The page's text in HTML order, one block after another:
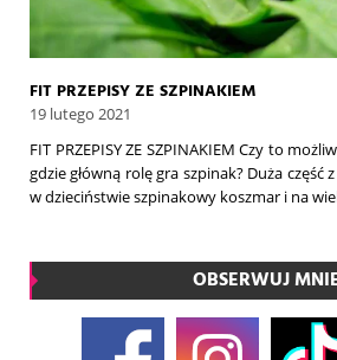
FIT PRZEPISY ZE SZPINAKIEM
19 lutego 2021
FIT PRZEPISY ZE SZPINAKIEM Czy to
gdzie główną rolę gra szpinak? Duża część
w dzieciństwie szpinakowy koszmar i na
OBSERWUJ